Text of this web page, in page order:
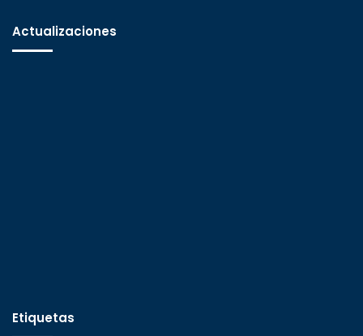
Actualizaciones
Etiquetas